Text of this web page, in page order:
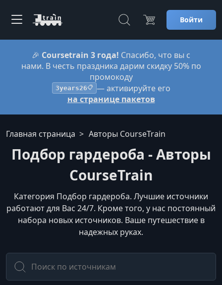
Войти
🎉 Coursetrain 3 года! Спасибо, что вы с
нами. В честь праздника дарим скидку 50% по
промокоду
3years26📋 — активируйте его
на странице пакетов
Главная страница Авторы CourseTrain
Подбор гардероба - Авторы
CourseTrain
Категория Подбор гардероба. Лучшие источники
работают для Вас 24/7. Кроме того, у нас постоянный
набора новых источников. Ваше путешествие в
надежных руках.